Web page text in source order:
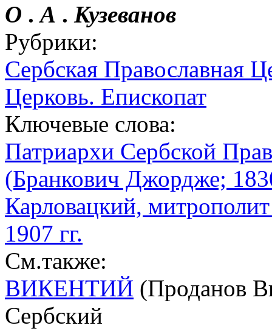
О .А . Кузеванов
Рубрики:
Сербская Православная
Церковь. Епископат
Ключевые слова:
Патриархи Сербской
(Бранкович Джордже;
Карловацкий,
1907 гг.
См.также:
ВИКЕНТИЙ (Проданов
Сербский